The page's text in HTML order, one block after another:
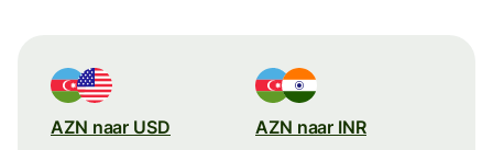
AZN naar USD AZN naar INR